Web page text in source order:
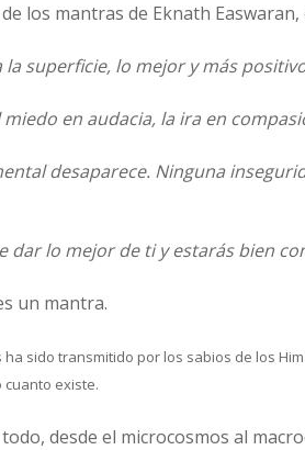
los mantras de Eknath Easwaran,
la superficie, lo mejor y más
en audacia, la ira en
desaparece. Ninguna
dar lo mejor de ti y estarás bien
un mantra.
ha sido transmitido por los sabios de los
existe.
desde el microcosmos al